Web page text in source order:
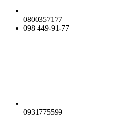
0800357177
098 449-91-77
0931775599